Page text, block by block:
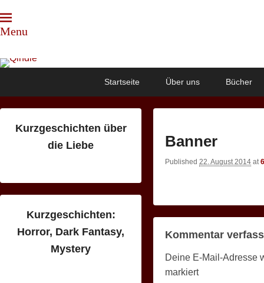
Menu
Qindie
Das Autorenkorrektiv
Startseite Über uns Bücher
Banner
Published 22. August 2014 at
Kommentar
Deine E-Mail-Adresse
markiert
Kurzgeschichten über
die Liebe
Kurzgeschichten:
Horror, Dark Fantasy,
Mystery